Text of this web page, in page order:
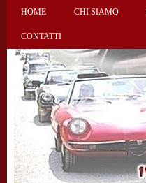
HOME CHI SIAMO
CONTATTI